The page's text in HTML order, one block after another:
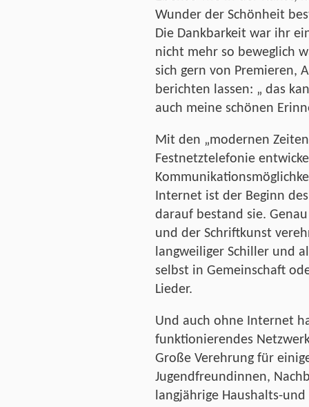
Wunder der Schönheit
Die Dankbarkeit war ihr
nicht mehr so beweglich
sich gern von Premieren,
berichten lassen: „ das
auch meine schönen
Mit den „modernen
Festnetztelefonie
Internet ist der Beginn
darauf bestand sie.
und der Schriftkunst
langweiliger Schiller und
selbst in Gemeinschaft
Lieder.
Und auch ohne Internet
funktionierendes
Große Verehrung für
Jugendfreundinnen,
langjährige Haushalts-